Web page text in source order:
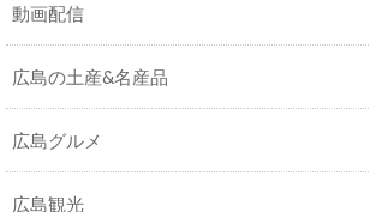
動画配信
広島の土産&名産品
広島グルメ
広島観光